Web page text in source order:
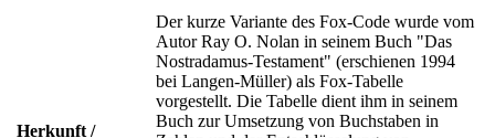
Herkunft /
Der kurze Variante des Fox-Code wurde vom
Autor Ray O. Nolan in seinem Buch "Das
Nostradamus-Testament" (erschienen 1994
bei Langen-Müller) als Fox-Tabelle
vorgestellt. Die Tabelle dient ihm in seinem
Buch zur Umsetzung von Buchstaben in